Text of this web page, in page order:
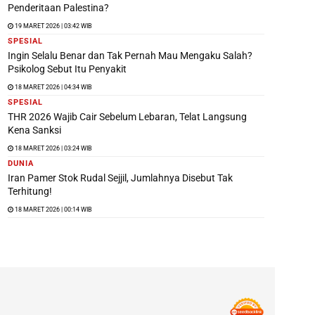
Penderitaan Palestina?
19 MARET 2026 | 03:42 WIB
SPESIAL
Ingin Selalu Benar dan Tak Pernah Mau Mengaku Salah?
Psikolog Sebut Itu Penyakit
18 MARET 2026 | 04:34 WIB
SPESIAL
THR 2026 Wajib Cair Sebelum Lebaran, Telat Langsung
Kena Sanksi
18 MARET 2026 | 03:24 WIB
DUNIA
Iran Pamer Stok Rudal Sejjil, Jumlahnya Disebut Tak
Terhitung!
18 MARET 2026 | 00:14 WIB